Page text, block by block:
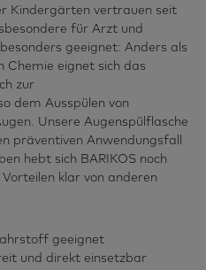
Kindergärten vertrauen seit
für Arzt und
geeignet: Anders als
Chemie eignet sich das
zur
dem Ausspülen von
Unsere Augenspülflasche
präventiven Anwendungsfall
hebt sich BARIKOS noch
klar von anderen
geeignet
und direkt einsetzbar